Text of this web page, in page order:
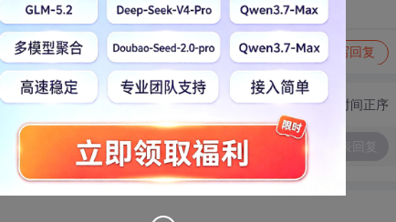
转发到动态 举报 写回复
切换为时间正序